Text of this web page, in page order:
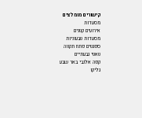
קישורים מומלצים
מסעדות
אירועים קטנים
מסעדות טבעוניות
ספגטים פתח תקווה
טאטי גבעתיים
קפה אלנבי באר שבע
גליקו